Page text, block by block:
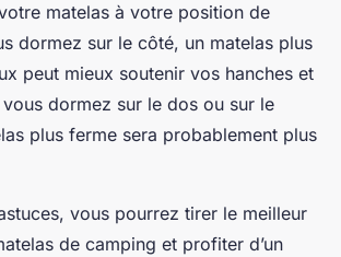
matelas à votre position de
dormez sur le côté, un matelas plus
peut mieux soutenir vos hanches et
dormez sur le dos ou sur le
plus ferme sera probablement plus
vous pourrez tirer le meilleur
de camping et profiter d’un